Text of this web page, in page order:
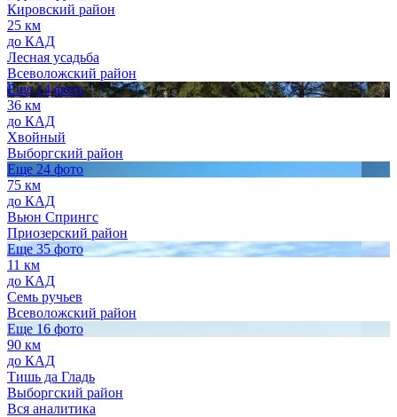
Кировский район
25 км
до КАД
Лесная усадьба
Всеволожский район
Еще 14 фото
36 км
до КАД
Хвойный
Выборгский район
Еще 24 фото
75 км
до КАД
Вьюн Спрингс
Приозерский район
Еще 35 фото
11 км
до КАД
Семь ручьев
Всеволожский район
Еще 16 фото
90 км
до КАД
Тишь да Гладь
Выборгский район
Вся аналитика